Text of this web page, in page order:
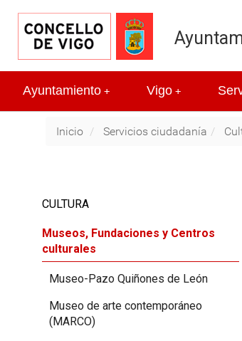
+
Ayuntamiento +
Vigo
Inicio Servicios ciudadanía
CULTURA
Museos, Fundaciones y Centros
culturales
Museo-Pazo Quiñones de León
Museo de arte contemporáneo
(MARCO)